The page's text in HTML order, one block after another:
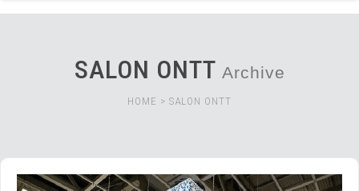
SALON ONTT Archive
HOME > SALON ONTT